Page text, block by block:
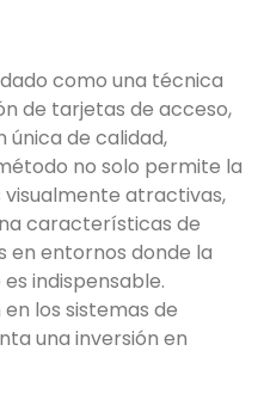
como una técnica
de tarjetas de acceso,
de calidad,
no solo permite la
atractivas,
características de
en entornos donde la
indispensable.
los sistemas de
una inversión en